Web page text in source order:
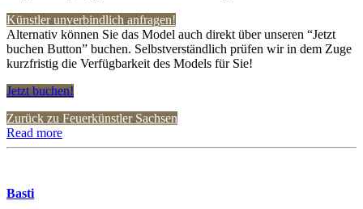
Künstler unverbindlich anfragen!
Alternativ können Sie das Model auch direkt über unseren “Jetzt
buchen Button” buchen. Selbstverständlich prüfen wir in dem Zuge
kurzfristig die Verfügbarkeit des Models für Sie!
Jetzt buchen!
Zurück zu Feuerkünstler Sachsen
Read more
Basti